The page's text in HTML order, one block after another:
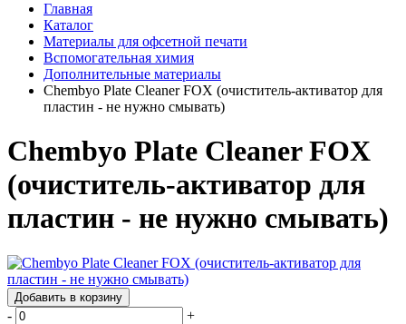
Главная
Каталог
Материалы для офсетной печати
Вспомогательная химия
Дополнительные материалы
Chembyo Plate Cleaner FOX (очиститель-активатор для
пластин - не нужно смывать)
Chembyo Plate Cleaner FOX
(очиститель-активатор для
пластин - не нужно смывать)
Добавить в корзину
- +